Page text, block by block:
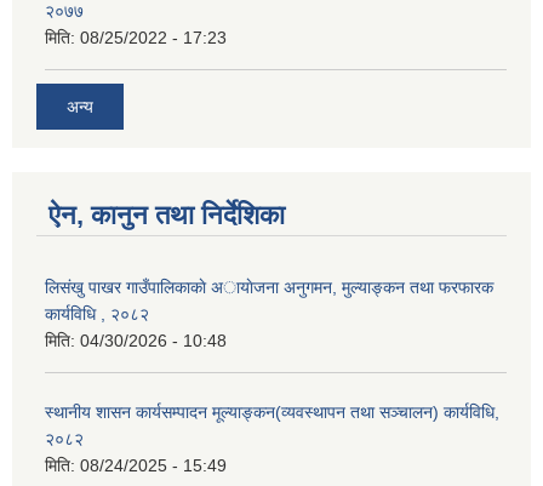
२०७७
मिति: 08/25/2022 - 17:23
अन्य
ऐन, कानुन तथा निर्देशिका
लिसंखु पाखर गाउँपालिकाकाे अायाेजना अनुगमन, मुल्याङ्कन तथा फरफारक
कार्यविधि , २०८२
मिति: 04/30/2026 - 10:48
स्थानीय शासन कार्यसम्पादन मूल्याङ्कन(व्यवस्थापन तथा सञ्चालन) कार्यविधि,
२०८२
मिति: 08/24/2025 - 15:49